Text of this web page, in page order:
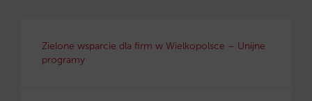
Zielone wsparcie dla firm w Wielkopolsce – Unijne
programy